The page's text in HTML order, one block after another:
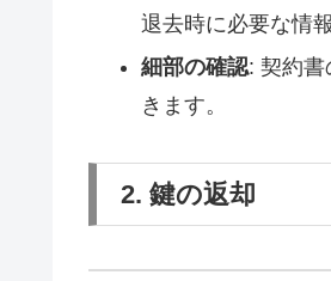
退去時に必要な情
細部の確認: 契約書
きます。
2. 鍵の返却